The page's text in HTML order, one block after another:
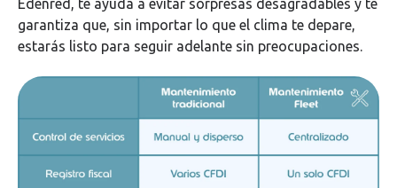
Edenred, te ayuda a evitar sorpresas desagradables y te
garantiza que, sin importar lo que el clima te depare,
estarás listo para seguir adelante sin preocupaciones.